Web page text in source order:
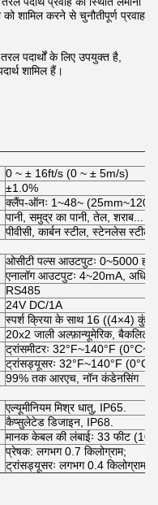
शामिल करने से चुनौतीपूर्ण प्रवाह
पदार्थों के लिए उपयुक्त है,
शामिल हैं।
0 ~ ± 16ft/s (0 ~ ± 5m/s)
±1.0%
क्लैंप-ऑनः 1~48~
पानी, समुद्र का पानी, तेल, शराब...
पीवीसी, कार्बन स्टील, स्टेनलेस
ओसीटी पल्स आउटपुटः 0~5000
एनालॉग आउटपुटः 4~20mA,
RS485
24V DC/1A
स्पर्श क्रिया के साथ 16 ((4×4) कुंजी
20x2 जाली अल्फ़ान्यूमेरिक, बैकलिट
ट्रांसमीटरः 32°F~140°F
ट्रांसड्यूसरः 32°F~140°F
99% तक आरएच, नॉन कंडेनसिंग
एल्यूमीनियम मिश्र धातु, IP65.
कैप्सुलेटेड डिजाइन, IP68.
मानक केबल की लंबाईः 33 फीट (10
प्रेषक: लगभग 0.7 किलोग्राम;
ट्रांसड्यूसरः लगभग 0.4 किलोग्राम